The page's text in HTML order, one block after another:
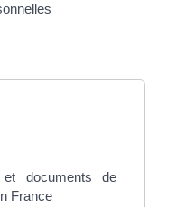
documents de
France